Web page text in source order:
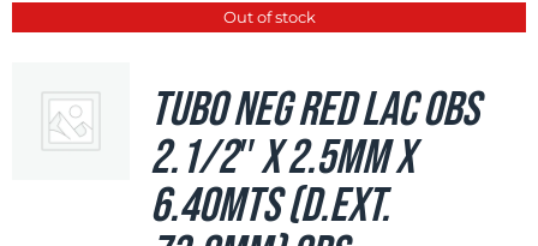
Out of stock
Tubo Neg Red LAC OBS
2.1/2″ x 2.5mm x
6.40mts (d.ext.